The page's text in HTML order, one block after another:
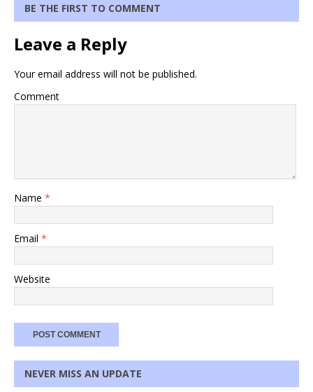
BE THE FIRST TO COMMENT
Leave a Reply
Your email address will not be published.
Comment
Name *
Email *
Website
NEVER MISS AN UPDATE